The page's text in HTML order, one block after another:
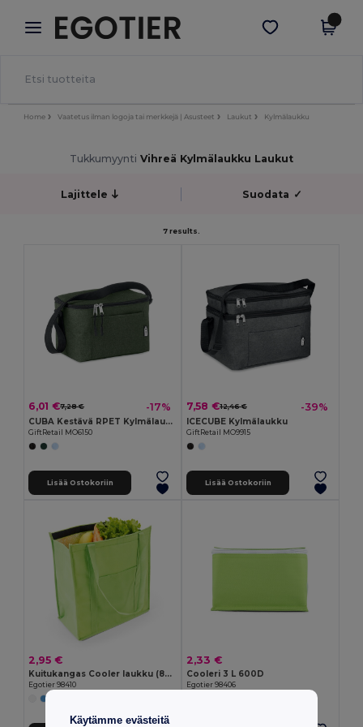
× Egotier-sovellus
Paremmat hinnat appissa!
Hae sovellus
Home Vaatetus ilman logoja tai merkkejä | Asusteet Laukut Kylmälaukku
Tukkumyynti Vihreä Kylmälaukku Laukut
Lajittele Suodata ✓
7 results.
6,01 €7,28 € -17%
CUBA Kestävä RPET Kylmälaukku 6 Tölkille
GiftRetail MO6150
Lisää Ostokoriin
7,58 €12,46 € -39%
ICECUBE Kylmälaukku
GiftRetail MO9915
Lisää Ostokoriin
2,95 €
Kuitukangas Cooler laukku (80 g/m²)
Egotier 98410
2,33 €
Cooleri 3 L 600D
Egotier 98406
Käytämme evästeitä